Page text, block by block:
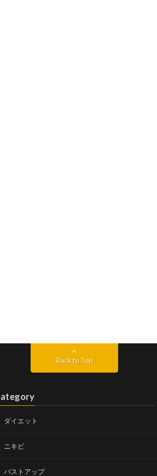
Back to Top
ダイエット
ニキビ
バストアップ